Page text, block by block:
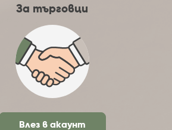
За търговци
Влез в акаунт